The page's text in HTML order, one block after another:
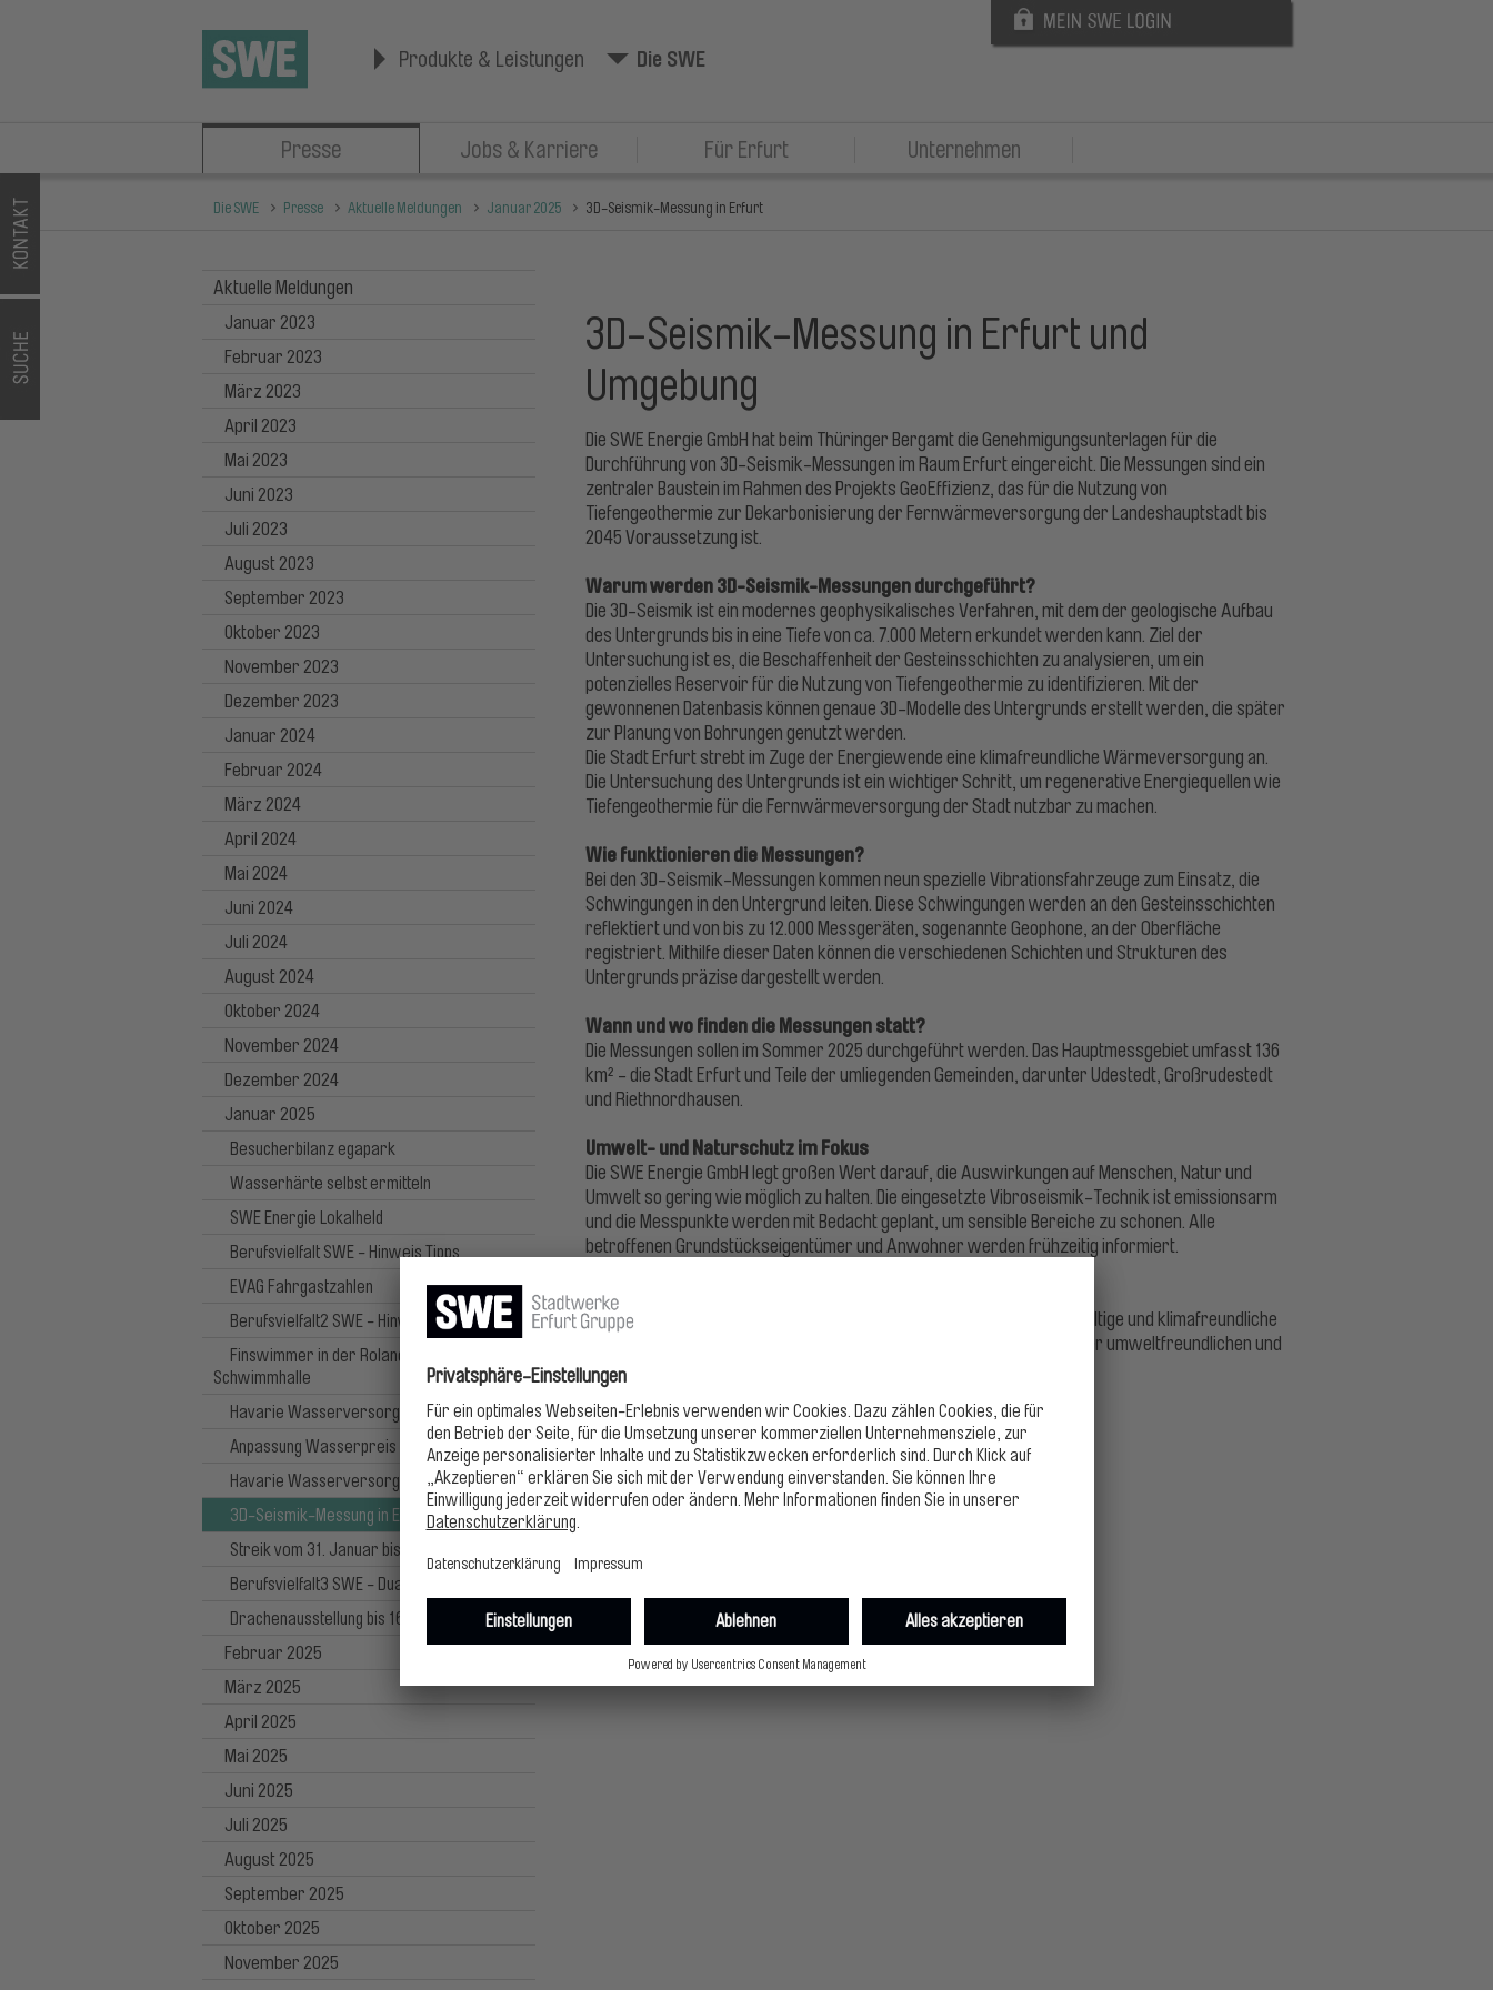
Produkte & Leistungen Die SWE
Presse Jobs & Karriere Für Erfurt Unternehmen
Die SWE Presse Aktuelle Meldungen Januar 2025 3D-Seismik-Messung in Erfurt
Aktuelle Meldungen
Januar 2023
Februar 2023
März 2023
April 2023
Mai 2023
Juni 2023
Juli 2023
August 2023
September 2023
Oktober 2023
November 2023
Dezember 2023
Januar 2024
Februar 2024
März 2024
April 2024
Mai 2024
Juni 2024
Juli 2024
August 2024
Oktober 2024
November 2024
Dezember 2024
Januar 2025
Besucherbilanz egapark
Wasserhärte selbst ermitteln
SWE Energie Lokalheld
Berufsvielfalt SWE - Hinweis Tipps
EVAG Fahrgastzahlen
Berufsvielfalt2 SWE - Hinweis Tipps
Finswimmer in der Roland Matthes
Schwimmhalle
Havarie Wasserversorgung 23.01.2025
Anpassung Wasserpreis ab 1.3.25
Havarie Wasserversorgung 25.1.25
3D-Seismik-Messung in Erfurt
Streik vom 31. Januar bis 2. Februar 2025
Berufsvielfalt3 SWE - Dual Studieren
Drachenausstellung bis 16.2.25 verlängert
Februar 2025
März 2025
April 2025
Mai 2025
Juni 2025
Juli 2025
August 2025
September 2025
Oktober 2025
November 2025
3D-Seismik-Messung in Erfurt und
Umgebung
Die SWE Energie GmbH hat beim Thüringer Bergamt die Genehmigungsunterlagen für die
Durchführung von 3D-Seismik-Messungen im Raum Erfurt eingereicht. Die Messungen sind ein
zentraler Baustein im Rahmen des Projekts GeoEffizienz, das für die Nutzung von
Tiefengeothermie zur Dekarbonisierung der Fernwärmeversorgung der Landeshauptstadt bis
2045 Voraussetzung ist.
Warum werden 3D-Seismik-Messungen durchgeführt?
Die 3D-Seismik ist ein modernes geophysikalisches Verfahren, mit dem der geologische Aufbau
des Untergrunds bis in eine Tiefe von ca. 7.000 Metern erkundet werden kann. Ziel der
Untersuchung ist es, die Beschaffenheit der Gesteinsschichten zu analysieren, um ein
potenzielles Reservoir für die Nutzung von Tiefengeothermie zu identifizieren. Mit der
gewonnenen Datenbasis können genaue 3D-Modelle des Untergrunds erstellt werden, die später
zur Planung von Bohrungen genutzt werden.
Die Stadt Erfurt strebt im Zuge der Energiewende eine klimafreundliche Wärmeversorgung an.
Die Untersuchung des Untergrunds ist ein wichtiger Schritt, um regenerative Energiequellen wie
Tiefengeothermie für die Fernwärmeversorgung der Stadt nutzbar zu machen.
Wie funktionieren die Messungen?
Bei den 3D-Seismik-Messungen kommen neun spezielle Vibrationsfahrzeuge zum Einsatz, die
Schwingungen in den Untergrund leiten. Diese Schwingungen werden an den Gesteinsschichten
reflektiert und von bis zu 12.000 Messgeräten, sogenannte Geophone, an der Oberfläche
registriert. Mithilfe dieser Daten können die verschiedenen Schichten und Strukturen des
Untergrunds präzise dargestellt werden.
Wann und wo finden die Messungen statt?
Die Messungen sollen im Sommer 2025 durchgeführt werden. Das Hauptmessgebiet umfasst 136
km² - die Stadt Erfurt und Teile der umliegenden Gemeinden, darunter Udestedt, Großrudestedt
und Riethnordhausen.
Umwelt- und Naturschutz im Fokus
Die SWE Energie GmbH legt großen Wert darauf, die Auswirkungen auf Menschen, Natur und
Umwelt so gering wie möglich zu halten. Die eingesetzte Vibroseismik-Technik ist emissionsarm
und die Messpunkte werden mit Bedacht geplant, um sensible Bereiche zu schonen. Alle
betroffenen Grundstückseigentümer und Anwohner werden frühzeitig informiert.
Bedeutung für die Region
Die Nutzung von Tiefengeothermie bietet der Region Erfurt eine nachhaltige und klimafreundliche
Perspektive. Die Untersuchung ist ein wichtiger Schritt in Richtung einer umweltfreundlichen und
zukunftssicheren Energieversorgung.